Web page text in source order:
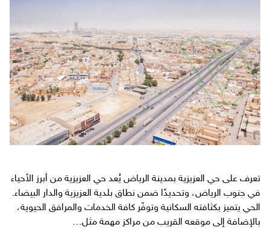
تعرف على حي العزيزية بمدينة الرياض يُعد حي العزيزية من أبرز الأحياء
في جنوب الرياض، وتحديدًا ضمن نطاق بلدية العزيزية والدار البيضاء.
الحي يتميز بكثافته السكانية وتوفّر كافة الخدمات والمرافق الحيوية،
بالإضافة إلى موقعه القريب من مراكز مهمة مثل…